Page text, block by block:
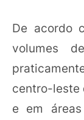
De acordo
volumes
centro-leste
e em